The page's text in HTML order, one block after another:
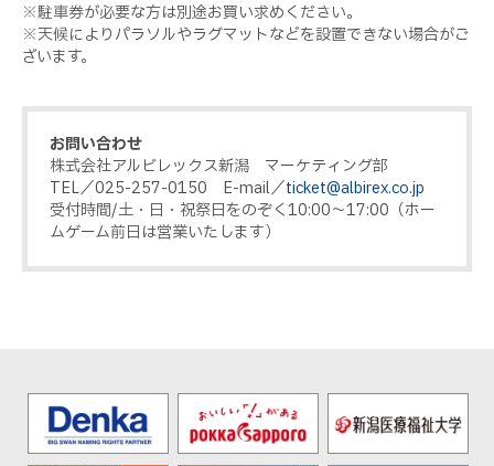
※駐車券が必要な方は別途お買い求めください。
※天候によりパラソルやラグマットなどを設置できない場合がご
ざいます。
お問い合わせ
株式会社アルビレックス新潟 マーケティング部
TEL／025-257-0150 E-mail／ticket@albirex.co.jp
受付時間/土・日・祝祭日をのぞく10:00〜17:00（ホー
ムゲーム前日は営業いたします）